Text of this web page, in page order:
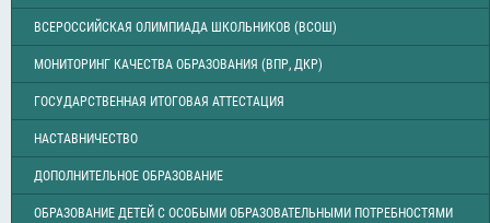
ВСЕРОССИЙСКАЯ ОЛИМПИАДА ШКОЛЬНИКОВ (ВСОШ)
МОНИТОРИНГ КАЧЕСТВА ОБРАЗОВАНИЯ (ВПР, ДКР)
ГОСУДАРСТВЕННАЯ ИТОГОВАЯ АТТЕСТАЦИЯ
НАСТАВНИЧЕСТВО
ДОПОЛНИТЕЛЬНОЕ ОБРАЗОВАНИЕ
ОБРАЗОВАНИЕ ДЕТЕЙ С ОСОБЫМИ ОБРАЗОВАТЕЛЬНЫМИ ПОТРЕБНОСТЯМИ